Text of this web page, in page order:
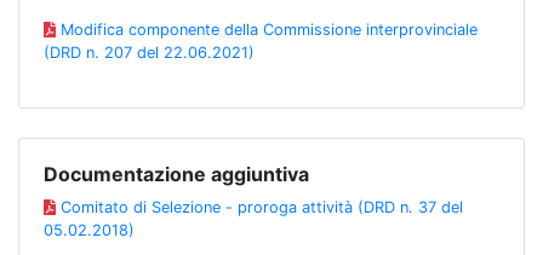
Modifica componente della Commissione interprovinciale
(DRD n. 207 del 22.06.2021)
Documentazione aggiuntiva
Comitato di Selezione - proroga attività (DRD n. 37 del
05.02.2018)